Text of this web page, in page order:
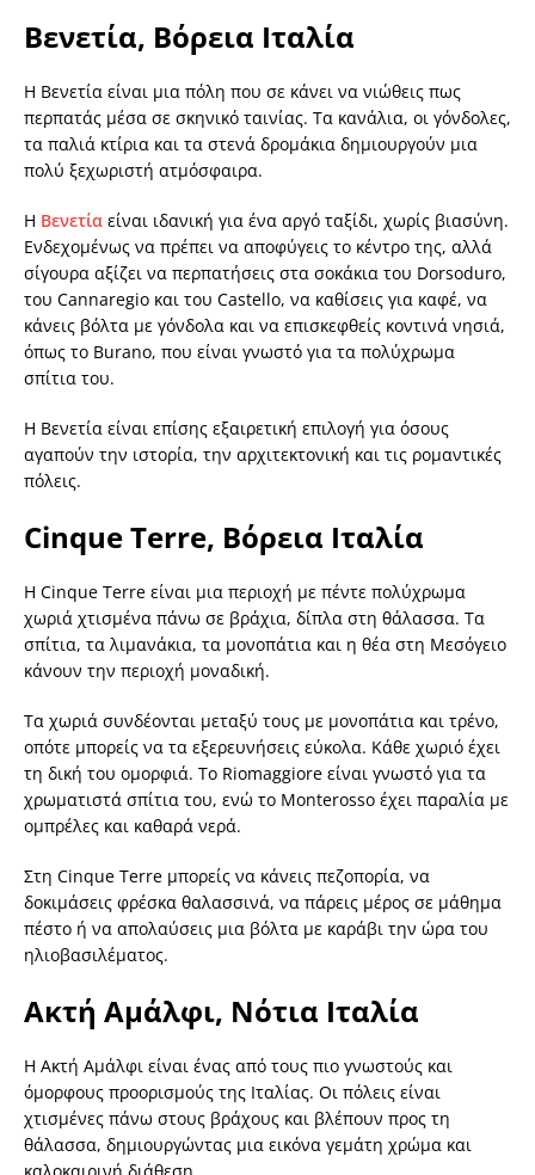
Βενετία, Βόρεια Ιταλία
Η Βενετία είναι μια πόλη που σε κάνει να νιώθεις πως
περπατάς μέσα σε σκηνικό ταινίας. Τα κανάλια, οι γόνδολες,
τα παλιά κτίρια και τα στενά δρομάκια δημιουργούν μια
πολύ ξεχωριστή ατμόσφαιρα.
Η Βενετία είναι ιδανική για ένα αργό ταξίδι, χωρίς βιασύνη.
Ενδεχομένως να πρέπει να αποφύγεις το κέντρο της, αλλά
σίγουρα αξίζει να περπατήσεις στα σοκάκια του Dorsoduro,
του Cannaregio και του Castello, να καθίσεις για καφέ, να
κάνεις βόλτα με γόνδολα και να επισκεφθείς κοντινά νησιά,
όπως το Burano, που είναι γνωστό για τα πολύχρωμα
σπίτια του.
Η Βενετία είναι επίσης εξαιρετική επιλογή για όσους
αγαπούν την ιστορία, την αρχιτεκτονική και τις ρομαντικές
πόλεις.
Cinque Terre, Βόρεια Ιταλία
Η Cinque Terre είναι μια περιοχή με πέντε πολύχρωμα
χωριά χτισμένα πάνω σε βράχια, δίπλα στη θάλασσα. Τα
σπίτια, τα λιμανάκια, τα μονοπάτια και η θέα στη Μεσόγειο
κάνουν την περιοχή μοναδική.
Τα χωριά συνδέονται μεταξύ τους με μονοπάτια και τρένο,
οπότε μπορείς να τα εξερευνήσεις εύκολα. Κάθε χωριό έχει
τη δική του ομορφιά. Το Riomaggiore είναι γνωστό για τα
χρωματιστά σπίτια του, ενώ το Monterosso έχει παραλία με
ομπρέλες και καθαρά νερά.
Στη Cinque Terre μπορείς να κάνεις πεζοπορία, να
δοκιμάσεις φρέσκα θαλασσινά, να πάρεις μέρος σε μάθημα
πέστο ή να απολαύσεις μια βόλτα με καράβι την ώρα του
ηλιοβασιλέματος.
Ακτή Αμάλφι, Νότια Ιταλία
Η Ακτή Αμάλφι είναι ένας από τους πιο γνωστούς και
όμορφους προορισμούς της Ιταλίας. Οι πόλεις είναι
χτισμένες πάνω στους βράχους και βλέπουν προς τη
θάλασσα, δημιουργώντας μια εικόνα γεμάτη χρώμα και